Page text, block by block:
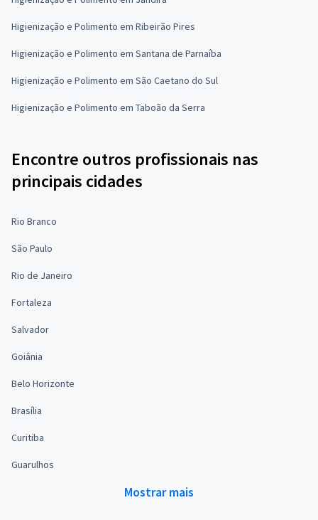
Higienização e Polimento em Ribeirão Pires
Higienização e Polimento em Santana de Parnaíba
Higienização e Polimento em São Caetano do Sul
Higienização e Polimento em Taboão da Serra
Encontre outros profissionais nas
principais cidades
Rio Branco
São Paulo
Rio de Janeiro
Fortaleza
Salvador
Goiânia
Belo Horizonte
Brasília
Curitiba
Guarulhos
Mostrar mais